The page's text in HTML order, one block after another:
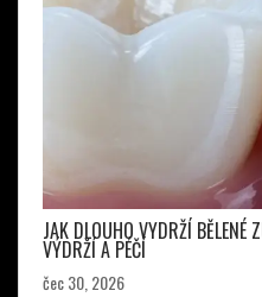
JAK DLOUHO VYDRŽÍ BĚLENÉ
VÝDRŽÍ A PÉČÍ
čec 30, 2026